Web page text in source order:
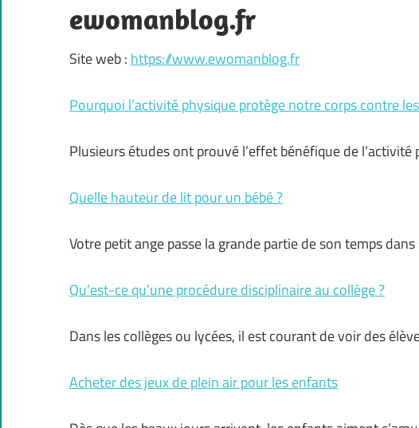
ewomanblog.fr
Site web : https://www.ewomanblog.fr
Pourquoi l’activité physique protège notre corps contre
Plusieurs études ont prouvé l’effet bénéfique de
Quelle hauteur de lit pour un bébé ?
Votre petit ange passe la grande partie de son temps
Qu’est-ce qu’une procédure disciplinaire au collège ?
Dans les collèges ou lycées, il est courant de voir des
Acheter des jeux de plein air pour les enfants